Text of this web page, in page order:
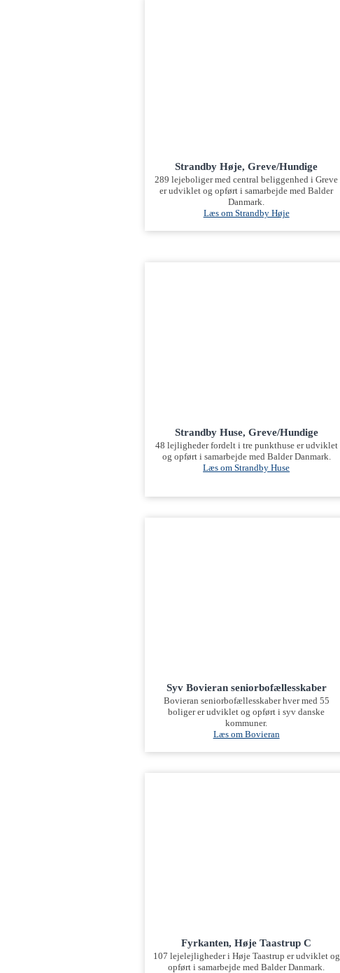
Strandby Høje, Greve/Hundige
289 lejeboliger med central beliggenhed i Greve
er udviklet og opført i samarbejde med Balder
Danmark.
Læs om Strandby Høje
Strandby Huse, Greve/Hundige
48 lejligheder fordelt i tre punkthuse er udviklet
og opført i samarbejde med Balder Danmark.
Læs om Strandby Huse
Syv Bovieran seniorbofællesskaber
Bovieran seniorbofællesskaber hver med 55
boliger er udviklet og opført i syv danske
kommuner.
Læs om Bovieran
Fyrkanten, Høje Taastrup C
107 lejelejligheder i Høje Taastrup er udviklet og
opført i samarbejde med Balder Danmark.